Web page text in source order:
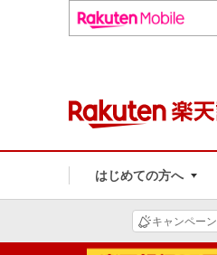
はじめての方へ
キャンペーン